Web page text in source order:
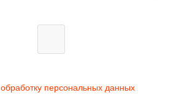
обработку персональных данных